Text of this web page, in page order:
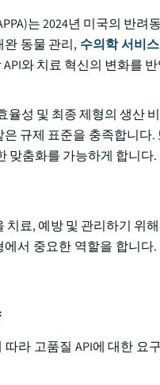
는 2024년 미국의 반
동물 관리, 수의학 서비스
와 치료 혁신의 변화를
율성 및 최종 제형의 생산
규제 표준을 충족합니
맞춤화를 가능하게 합니
치료, 예방 및 관리하기 위
서 중요한 역할을 합니
라 고품질 API에 대한